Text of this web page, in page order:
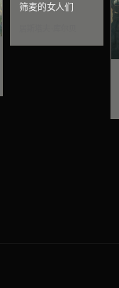
筛麦的女人们